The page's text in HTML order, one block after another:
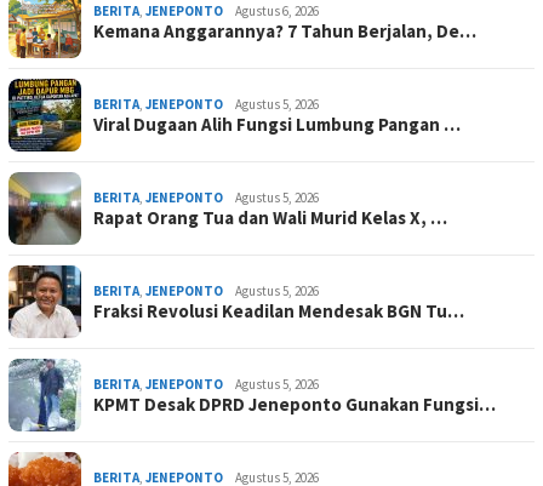
BERITA, JENEPONTO Agustus 6, 2026
Kemana Anggarannya? 7 Tahun Berjalan, De…
BERITA, JENEPONTO Agustus 5, 2026
Viral Dugaan Alih Fungsi Lumbung Pangan …
BERITA, JENEPONTO Agustus 5, 2026
Rapat Orang Tua dan Wali Murid Kelas X, …
BERITA, JENEPONTO Agustus 5, 2026
Fraksi Revolusi Keadilan Mendesak BGN Tu…
BERITA, JENEPONTO Agustus 5, 2026
KPMT Desak DPRD Jeneponto Gunakan Fungsi…
BERITA, JENEPONTO Agustus 5, 2026